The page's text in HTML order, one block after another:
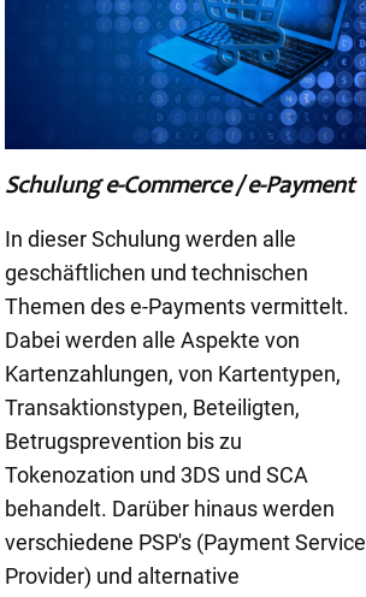
Schulung e-Commerce / e-Payment
In dieser Schulung werden alle
geschäftlichen und technischen
Themen des e-Payments vermittelt.
Dabei werden alle Aspekte von
Kartenzahlungen, von Kartentypen,
Transaktionstypen, Beteiligten,
Betrugsprevention bis zu
Tokenozation und 3DS und SCA
behandelt. Darüber hinaus werden
verschiedene PSP's (Payment Service
Provider) und alternative